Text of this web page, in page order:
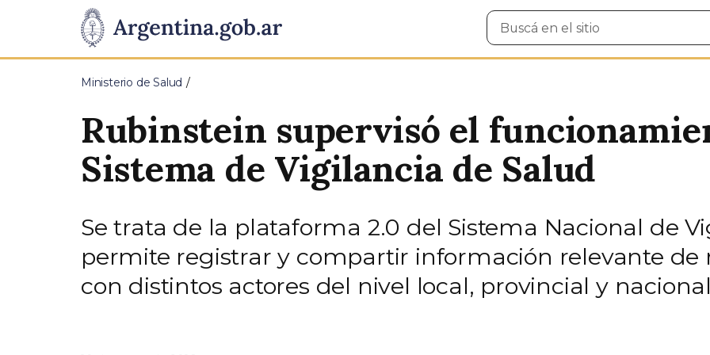
Presidencia
de
Pasar al contenido principal
Buscar
en
Ministerio de Salud
Rubinstein supervisó el
Sistema de Vigilancia de Salud
Se trata de la plataforma 2.0 del Sistema Nacional de
permite registrar y compartir información relevante de
con distintos actores del nivel local, provincial y